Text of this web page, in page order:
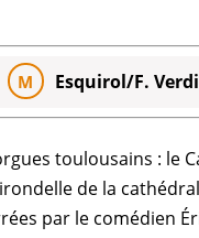
M Esquirol/F.
toulousains : le
de la
par le comédien